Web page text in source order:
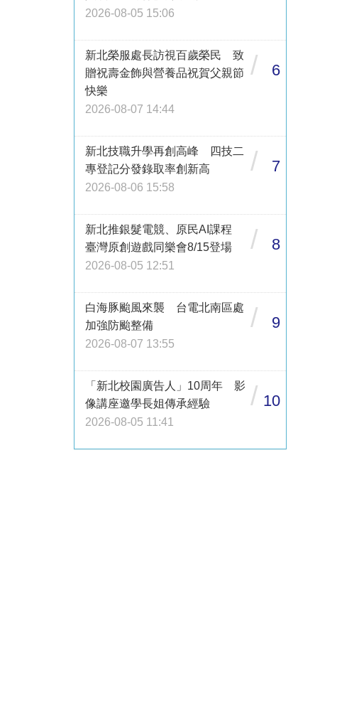
2026-08-05 15:06
新北榮服處長訪視百歲榮民 致
贈祝壽金飾與營養品祝賀父親節
快樂
2026-08-07 14:44
/ 6
新北技職升學再創高峰 四技二
專登記分發錄取率創新高
2026-08-06 15:58
/ 7
新北推銀髮電競、原民AI課程
臺灣原創遊戲同樂會8/15登場
2026-08-05 12:51
/ 8
白海豚颱風來襲 台電北南區處
加強防颱整備
2026-08-07 13:55
/ 9
「新北校園廣告人」10周年 影
像講座邀學長姐傳承經驗
2026-08-05 11:41
/ 10